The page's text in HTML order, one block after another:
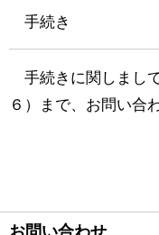
手続き
手続きに関しまし
６）まで、お問い合
お問い合わせ